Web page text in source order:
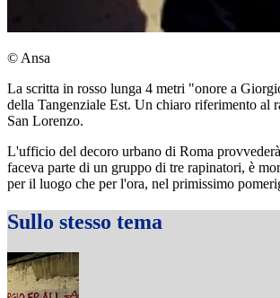
© Ansa
La scritta in rosso lunga 4 metri "onore a
della Tangenziale Est. Un chiaro riferimento al
San Lorenzo.
L'ufficio del decoro urbano di Roma
faceva parte di un gruppo di tre rapinatori, è
per il luogo che per l'ora, nel primissimo
Sullo stesso tema